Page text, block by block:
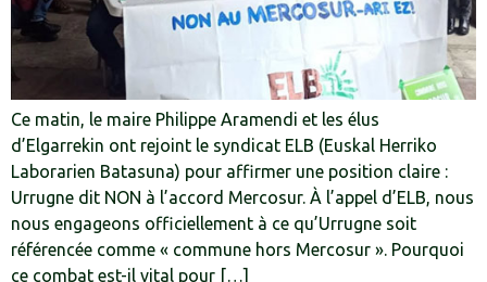
Ce matin, le maire Philippe Aramendi et les élus
d’Elgarrekin ont rejoint le syndicat ELB (Euskal Herriko
Laborarien Batasuna) pour affirmer une position claire :
Urrugne dit NON à l’accord Mercosur. À l’appel d’ELB, nous
nous engageons officiellement à ce qu’Urrugne soit
référencée comme « commune hors Mercosur ». Pourquoi
ce combat est-il vital pour […]